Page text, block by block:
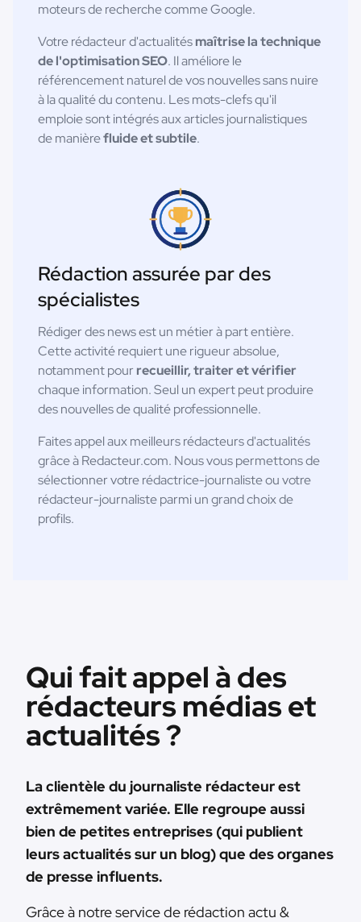
moteurs de recherche comme Google.
Votre rédacteur d'actualitésmaîtrise la technique
de l'optimisation SEO. Il améliore le
référencement naturel de vos nouvelles sans nuire
à la qualité du contenu. Les mots-clefs qu'il
emploie sont intégrés aux articles journalistiques
de manièrefluide et subtile.
Rédaction assurée par des
spécialistes
Rédiger des news est un métier à part entière.
Cette activité requiert une rigueur absolue,
notamment pourrecueillir, traiter et vérifier
chaque information. Seul un expert peut produire
des nouvelles de qualité professionnelle.
Faites appel aux meilleurs rédacteurs d'actualités
grâce à Redacteur.com. Nous vous permettons de
sélectionner votre rédactrice-journaliste ou votre
rédacteur-journaliste parmi un grand choix de
profils.
Qui fait appel à des
rédacteurs médias et
actualités ?
La clientèle du journaliste rédacteur est
extrêmement variée. Elle regroupe aussi
bien de petites entreprises (qui publient
leurs actualités sur un blog) que des organes
de presse influents.
Grâce à notre service de rédaction actu &